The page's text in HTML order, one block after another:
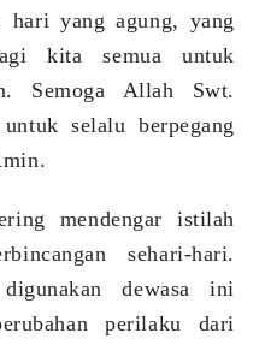
hari yang agung, yang
kita semua untuk
Semoga Allah Swt.
selalu berpegang
mendengar istilah
sehari-hari.
dewasa ini
perilaku dari